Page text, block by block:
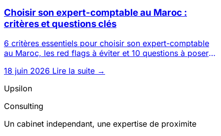
Choisir son expert-comptable au Maroc :
critères et questions clés
6 critères essentiels pour choisir son expert-comptable
au Maroc, les red flags à éviter et 10 questions à poser
18 juin 2026 Lire la suite →
Upsilon
Consulting
Un cabinet independant, une expertise de proximite